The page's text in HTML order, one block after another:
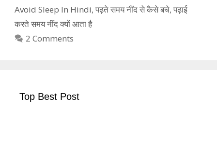
Avoid Sleep In Hindi, पढ़ते समय नींद से कैसे बचे, पढ़ाई
करते समय नींद क्यों आता है
2 Comments
Top Best Post